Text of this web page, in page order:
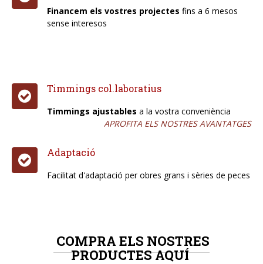
Financem els vostres projectes fins a 6 mesos
sense interesos
Timmings col.laboratius
Timmings ajustables a la vostra conveniència
APROFITA ELS NOSTRES AVANTATGES
Adaptació
Facilitat d'adaptació per obres grans i sèries de peces
COMPRA ELS NOSTRES
PRODUCTES AQUÍ